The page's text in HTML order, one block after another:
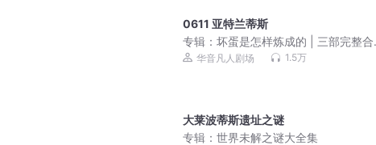
0611 亚特兰蒂斯
专辑： 坏蛋是怎样炼成的 | 三部完整合
集，桑梓演绎谢文东
华音凡人剧场 1.5万
大莱波蒂斯遗址之谜
专辑： 世界未解之谜大全集